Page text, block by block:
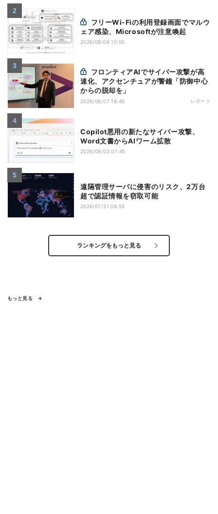
ェア感染、Microsoftが注意喚起
2026/08/06 10:00
速化、アクセンチュアが警鐘「防御中心
からの脱却を」
2026/08/07 18:40 レポート
Copilot悪用の新たなサイバー攻撃、
Word文書からAIワーム拡散
2026/08/03 07:45
遠隔管理サーバに侵害のリスク、2万台
超で認証情報を窃取可能
2026/07/31 08:55
ランキングをもっと見る
もっと見る